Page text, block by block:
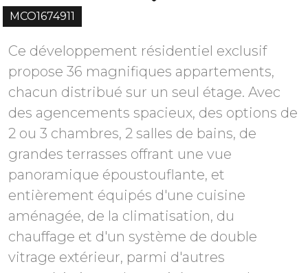
MCO1674911
Ce développement résidentiel exclusif
propose 36 magnifiques appartements,
chacun distribué sur un seul étage. Avec
des agencements spacieux, des options de
2 ou 3 chambres, 2 salles de bains, de
grandes terrasses offrant une vue
panoramique époustouflante, et
entièrement équipés d'une cuisine
aménagée, de la climatisation, du
chauffage et d'un système de double
vitrage extérieur, parmi d'autres